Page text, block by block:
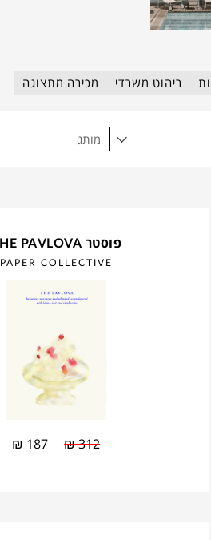
ריהוט משרדי מכירה מתצוגה
מותג
פוסטר THE PAVLOVA
PAPER COLLECTIVE
₪312
₪ 187